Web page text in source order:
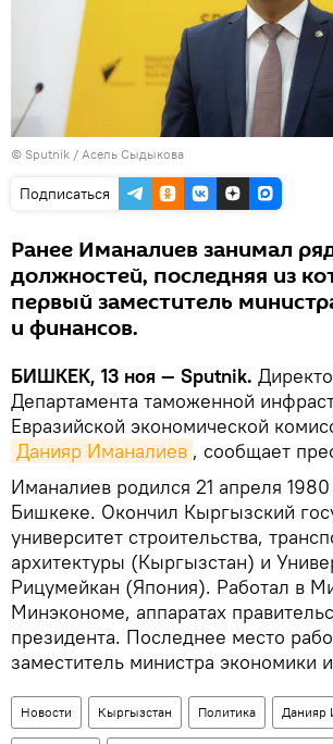
© Sputnik / Асель Сыдыкова
Подписаться
Ранее Иманалиев занимал
должностей, последняя из
первый заместитель
и финансов.
БИШКЕК, 13 ноя — Sputnik.
Департамента таможенной
Евразийской экономической
Данияр Иманалиев , сообщает
Иманалиев родился 21 апреля
Бишкеке. Окончил Кыргызский
университет строительства,
архитектуры (Кыргызстан) и
Рицумейкан (Япония). Работал в
Минэкономе, аппаратах
президента. Последнее место
заместитель министра экономики
Новости Кыргызстан Политика Данияр